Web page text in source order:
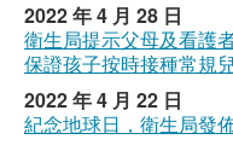
2022 年 4 月 28 日
衛生局提示父母及看護
保證孩子按時接種常規
2022 年 4 月 22 日
紀念地球日，衛生局發